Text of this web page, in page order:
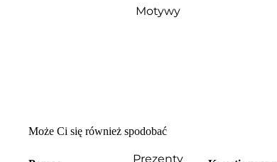
Motywy
Prezenty
Może Ci się również spodobać